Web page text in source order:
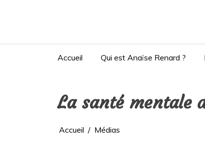
Accueil
Qui est Anaïse Renard ?
La santé mentale
Accueil Médias